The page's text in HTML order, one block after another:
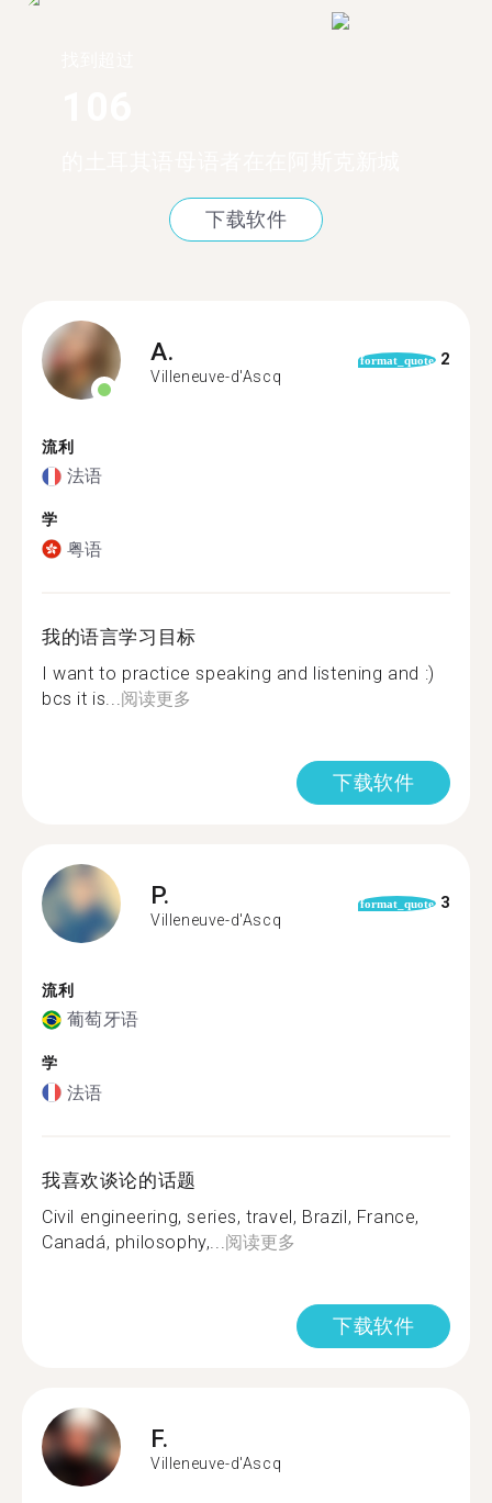
下载软件
A.
Villeneuve-d'Ascq
format_quote 2
流利
法语
学
粤语
我的语言学习目标
I want to practice speaking and listening and :)
bcs it is... 阅读更多
下载软件
P.
Villeneuve-d'Ascq
format_quote 3
流利
葡萄牙语
学
法语
我喜欢谈论的话题
Civil engineering, series, travel, Brazil, France,
Canadá, philosophy,... 阅读更多
下载软件
F.
Villeneuve-d'Ascq